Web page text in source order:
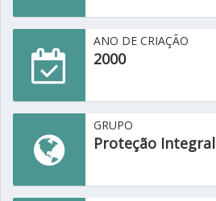
ANO DE CRIAÇÃO
2000
GRUPO
Proteção Integral